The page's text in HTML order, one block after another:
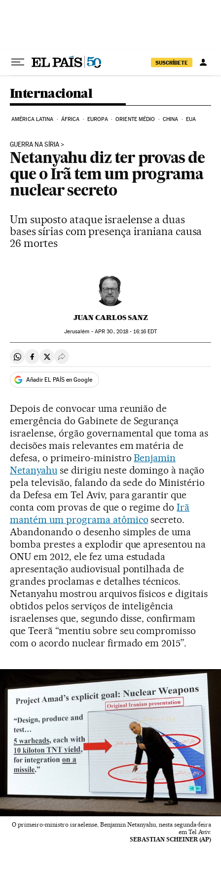
SUSCRÍBETE
Internacional
AMÉRICA LATINA ÁFRICA EUROPA ORIENTE MÉDIO CHINA EUA
GUERRA NA SÍRIA
Netanyahu diz ter provas de
que o Irã tem um programa
nuclear secreto
Um suposto ataque israelense a duas
bases sírias com presença iraniana causa
26 mortes
JUAN CARLOS SANZ
Jerusalém - APR 30, 2018 - 16:16EDT
Compartir en Whatsapp
Compartir en Facebook
Compartir en Twitter
Desplegar Redes Sociales
Añadir EL PAÍS en Google
Depois de convocar uma reunião de
emergência do Gabinete de Segurança
israelense, órgão governamental que toma as
decisões mais relevantes em matéria de
defesa, o primeiro-ministroBenjamin
Netanyahuse dirigiu neste domingo à nação
pela televisão, falando da sede do Ministério
da Defesa em Tel Aviv, para garantir que
conta com provas de que o regime doIrã
mantém um programa atômico secreto.
Abandonando o desenho simples de uma
bomba prestes a explodir que apresentou na
ONU em 2012, ele fez uma estudada
apresentação audiovisual pontilhada de
grandes proclamas e detalhes técnicos.
Netanyahu mostrou arquivos físicos e digitais
obtidos pelos serviços de inteligência
israelenses que, segundo disse, confirmam
que Teerã “mentiu sobre seu compromisso
com o acordo nuclear firmado em 2015”.
O primeiro-ministro israelense, Benjamin Netanyahu, nesta segunda-feira
em Tel Aviv.
SEBASTIAN SCHEINER (AP)